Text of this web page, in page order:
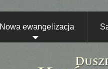
Nowa ewangelizacja